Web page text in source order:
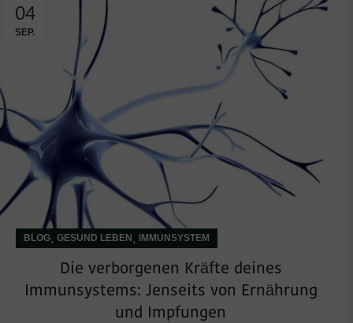
04
SEP.
BLOG, GESUND LEBEN , IMMUNSYSTEM
Die verborgenen Kräfte deines
Immunsystems: Jenseits von Ernährung
und Impfungen